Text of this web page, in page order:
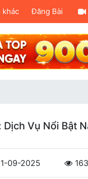
khác Đăng Bài
Vụ Nổi Bật
09-2025 163